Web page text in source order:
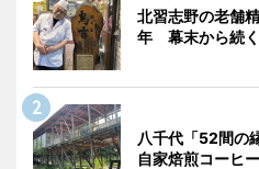
北習志野の老舗
年 幕末から続
八千代「52間の
自家焙煎コーヒ